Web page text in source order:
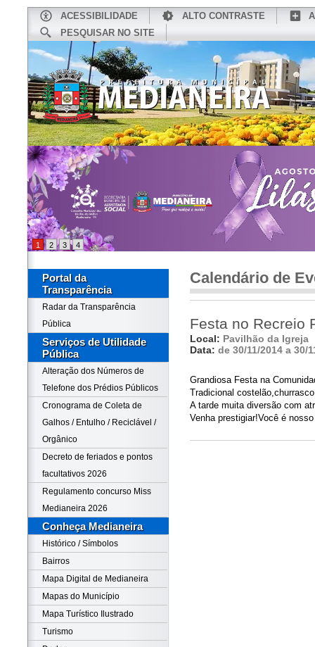
ACESSIBILIDADE ALTO CONTRASTE
PESQUISAR NO SITE
CONHEÇA MEDIANEIRA
1 2 3 4
Portal da
Transparência
Radar da Transparência
Pública
Serviços de Utilidade
Pública
Alteração dos Números de
Telefone dos Prédios Públicos
Cronograma de Coleta de
Galhos / Entulho / Reciclável /
Orgânico
Decreto de feriados e pontos
facultativos 2026
Regulamento concurso Miss
Medianeira 2026
Conheça Medianeira
Histórico / Símbolos
Bairros
Mapa Digital de Medianeira
Mapas do Município
Mapa Turístico Ilustrado
Turismo
Calendário de
Festa no Recreio
Local: Pavilhão da Igreja
Data: de 30/11/2014 a 30/
Grandiosa Festa na
Tradicional
A tarde muita diversão com
Venha prestigiar!Você é